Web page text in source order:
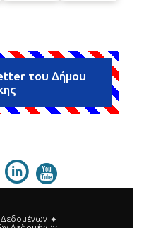
του Δήμου